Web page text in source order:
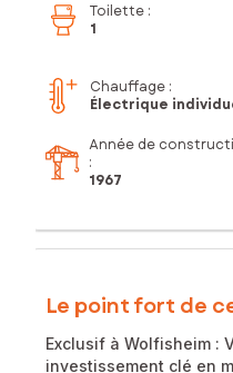
Toilette :
1
Chauffage :
Électrique
Année de
:
1967
Le point fort de
Exclusif à Wolfisheim :
investissement clé en